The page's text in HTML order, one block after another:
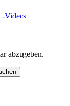
-Videos
abzugeben.